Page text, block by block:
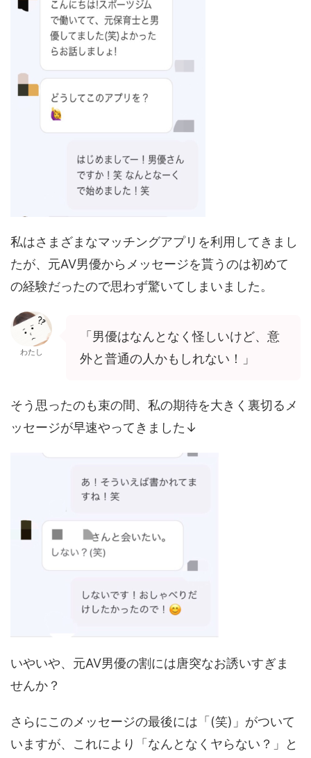
私はさまざまなマッチングアプリを利用してきまし
たが、元AV男優からメッセージを貰うのは初めて
の経験だったので思わず驚いてしまいました。
わたし
「男優はなんとなく怪しいけど、意
外と普通の人かもしれない！」
そう思ったのも束の間、私の期待を大きく裏切るメ
ッセージが早速やってきました↓
いやいや、元AV男優の割には唐突なお誘いすぎま
せんか？
さらにこのメッセージの最後には「(笑)」がついて
いますが、これにより「なんとなくヤらない？」と